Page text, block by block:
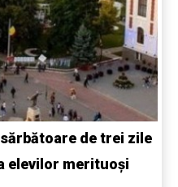
de trei zile
elevilor merituoși